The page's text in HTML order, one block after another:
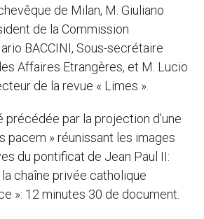
de Milan, M. Giuliano
de la Commission
BACCINI, Sous-secrétaire
Affaires Etrangères, et M. Lucio
de la revue « Limes ».
précédée par la projection d’une
pacem » réunissant les images
du pontificat de Jean Paul II:
chaîne privée catholique
»: 12 minutes 30 de document.